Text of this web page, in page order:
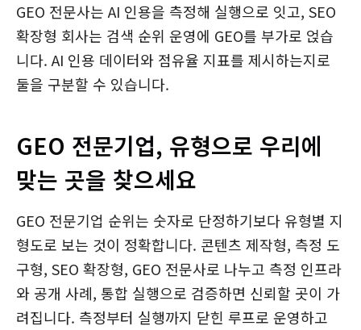
GEO 전문사는 AI 인용을 측정해 실행으로 잇고, SEO
확장형 회사는 검색 순위 운영에 GEO를 부가로 얹습
니다. AI 인용 데이터와 점유율 지표를 제시하는지로
둘을 구분할 수 있습니다.
GEO 전문기업, 유형으로 우리에
맞는 곳을 찾으세요
GEO 전문기업 순위는 숫자로 단정하기보다 유형별 지
형도로 보는 것이 정확합니다. 콘텐츠 제작형, 측정 도
구형, SEO 확장형, GEO 전문사로 나누고 측정 인프라
와 공개 사례, 통합 실행으로 검증하면 신뢰할 곳이 가
려집니다. 측정부터 실행까지 닫힌 루프로 운영하고